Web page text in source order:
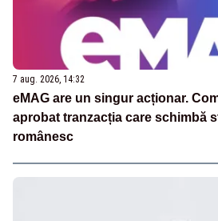
7 aug. 2026, 14:32
eMAG are un singur acționar.
aprobat tranzacția care schimbă
românesc